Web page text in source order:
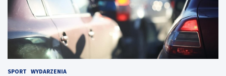
SPORT WYDARZENIA